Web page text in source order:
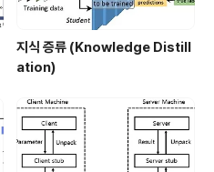
지식 증류 (Knowledge Distill
ation)